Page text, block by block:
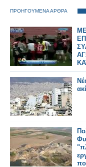
ΠΡΟΗΓΟΥΜΕΝΑ ΑΡΘΡΑ